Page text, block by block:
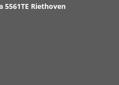
5561TE Riethoven